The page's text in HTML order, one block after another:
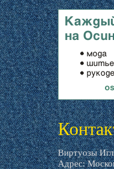
livemaster.ru
Виртуозы
Адрес: